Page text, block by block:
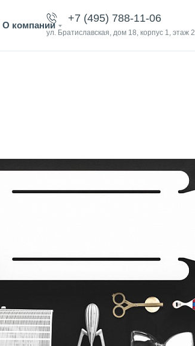
О компании
+7 (495) 788-11-06
ул. Братиславская, дом 18, корпус 1, этаж 2